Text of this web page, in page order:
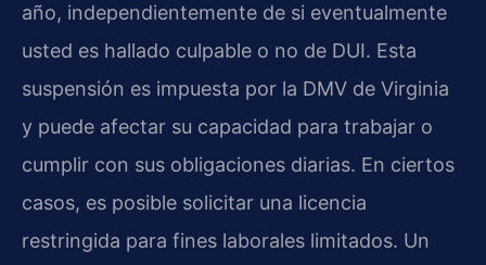
año, independientemente de si eventualmente
usted es hallado culpable o no de DUI. Esta
suspensión es impuesta por la DMV de Virginia
y puede afectar su capacidad para trabajar o
cumplir con sus obligaciones diarias. En ciertos
casos, es posible solicitar una licencia
restringida para fines laborales limitados. Un